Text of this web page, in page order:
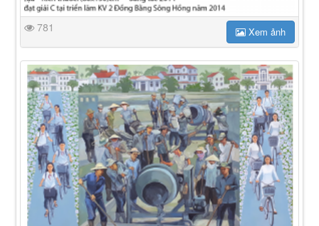
781 Xem ảnh